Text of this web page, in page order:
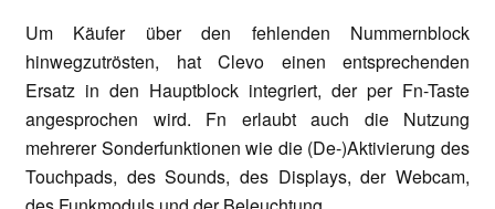
Um Käufer über den fehlenden Nummernblock
hinwegzutrösten, hat Clevo einen entsprechenden
Ersatz in den Hauptblock integriert, der per Fn-Taste
angesprochen wird. Fn erlaubt auch die Nutzung
mehrerer Sonderfunktionen wie die (De-)Aktivierung des
Touchpads, des Sounds, des Displays, der Webcam,